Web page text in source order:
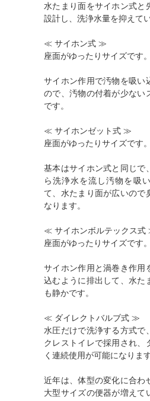
水たまり面をサイホン式と
設計し、洗浄水量を抑えてい
≪ サイホン式 ≫
座面がゆったりサイズです。
サイホン作用で汚物を吸い
ので、汚物の付着が少ない
です。
≪ サイホンゼット式 ≫
座面がゆったりサイズです。
基本はサイホン式と同じで
ら洗浄水を流し汚物を吸
て、水たまり面が広いので
なります。
≪ サイホンボルテックス式
座面がゆったりサイズです。
サイホン作用と渦巻き作用
込むように排出して、水た
も静かです。
≪ ダイレクトバルブ式 ≫
水圧だけで洗浄する方式で
クレストイレで採用され、
く連続使用が可能になります
近年は、体型の変化に合わ
大型サイズの便器が増えて